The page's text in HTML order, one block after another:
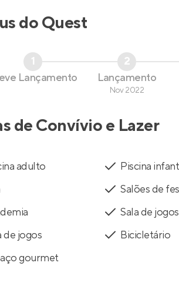
doQuest
1
Lançamento
2
Lançamento
Nov 2022
de Convívio e Lazer
adulto Piscina
Salões de
Sala de jogos
de jogos
Bicicletário
gourmet